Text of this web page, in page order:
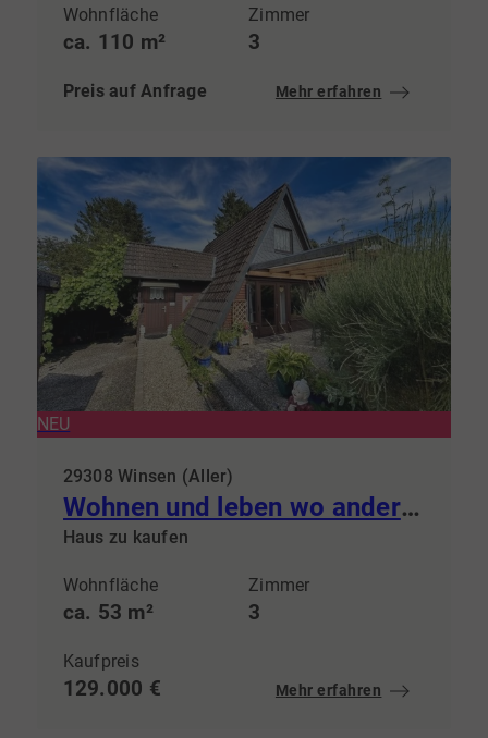
Wohnfläche
ca. 110 m²
Zimmer
3
Preis auf Anfrage Mehr erfahren
NEU
29308 Winsen (Aller)
Wohnen und leben wo andere Urlaub machen
Haus zu kaufen
Wohnfläche
ca. 53 m²
Zimmer
3
Kaufpreis
129.000 € Mehr erfahren